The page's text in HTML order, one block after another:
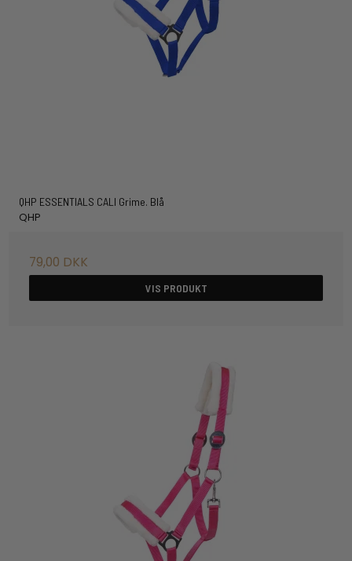
QHP ESSENTIALS CALI Grime. Blå
QHP
79,00 DKK
VIS PRODUKT